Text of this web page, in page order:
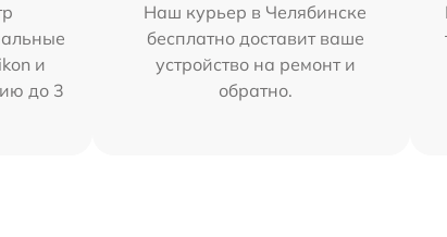
и
до 3
Наш курьер в Челябинске
бесплатно доставит ваше
устройство на ремонт и
обратно.